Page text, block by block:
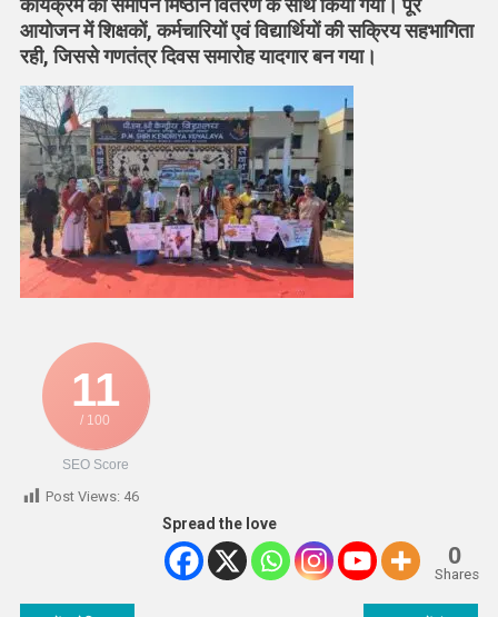
कार्यक्रम का समापन मिष्ठान वितरण के साथ किया गया। पूरे
आयोजन में शिक्षकों, कर्मचारियों एवं विद्यार्थियों की सक्रिय सहभागिता
रही, जिससे गणतंत्र दिवस समारोह यादगार बन गया।
11
/ 100
SEO Score
Post Views: 46
Spread the love
0
Shares